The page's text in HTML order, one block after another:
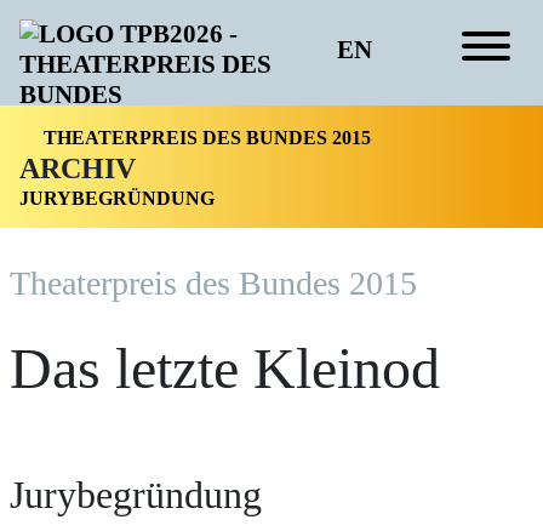
EN
THEATERPREIS DES BUNDES 2015
ARCHIV
JURYBEGRÜNDUNG
Theater­preis des Bundes 2015
Das letzte Kleinod
Jurybegründung